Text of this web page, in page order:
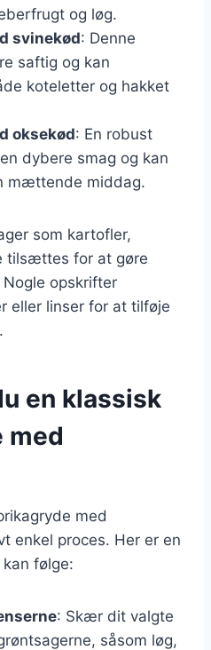
og løg.
svinekød: Denne
saftig og kan
koteletter og hakket
oksekød: En robust
dybere smag og kan
mættende middag.
som kartofler,
tilsættes for at gøre
opskrifter
eller linser for at tilføje
en klassisk
med
med
enkel proces. Her er en
følge:
: Skær dit valgte
såsom løg,